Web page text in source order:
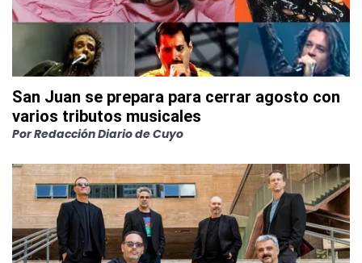
San Juan se prepara para cerrar agosto con
varios tributos musicales
PorRedacción Diario de Cuyo